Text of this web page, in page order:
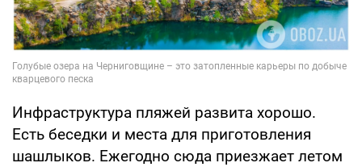
Инфраструктура пляжей развита хорошо.
Есть беседки и места для приготовления
шашлыков. Ежегодно сюда приезжает летом